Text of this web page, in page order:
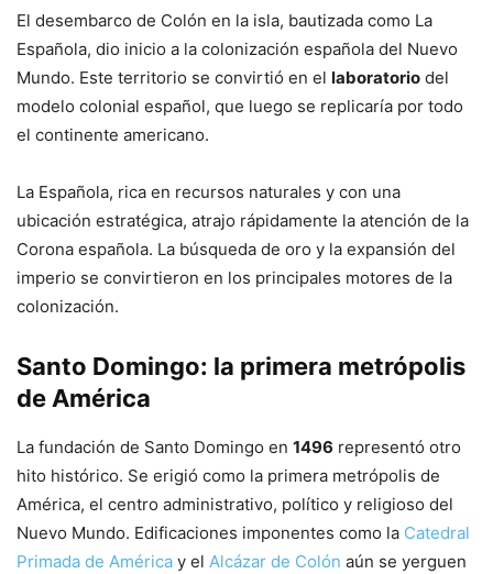
El desembarco de Colón en la isla, bautizada como La
Española, dio inicio a la colonización española del Nuevo
Mundo. Este territorio se convirtió en el laboratorio del
modelo colonial español, que luego se replicaría por todo
el continente americano.
La Española, rica en recursos naturales y con una
ubicación estratégica, atrajo rápidamente la atención de la
Corona española. La búsqueda de oro y la expansión del
imperio se convirtieron en los principales motores de la
colonización.
Santo Domingo: la primera metrópolis
de América
La fundación de Santo Domingo en 1496 representó otro
hito histórico. Se erigió como la primera metrópolis de
América, el centro administrativo, político y religioso del
Nuevo Mundo. Edificaciones imponentes como la Catedral
Primada de América y el Alcázar de Colón aún se yerguen